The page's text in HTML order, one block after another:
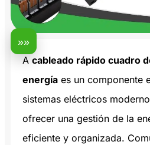
»»
A cableado rápido cuadro
energía es un componente
sistemas eléctricos
ofrecer una gestión de la
eficiente y organizada.